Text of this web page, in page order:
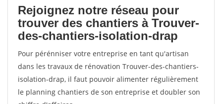
Rejoignez notre réseau pour
trouver des chantiers à Trouver-
des-chantiers-isolation-drap
Pour pérénniser votre entreprise en tant qu'artisan
dans les travaux de rénovation Trouver-des-chantiers-
isolation-drap, il faut pouvoir alimenter régulièrement
le planning chantiers de son entreprise et doubler son